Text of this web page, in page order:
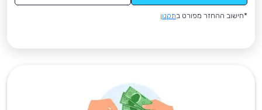
*חישוב ההחזר מפורט בתקנון